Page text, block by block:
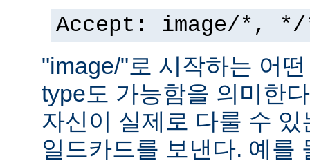
Accept: image/*,
"image/"로 시작하는 어
type도 가능함을 의미한
자신이 실제로 다룰 수
일드카드를 보낸다. 예를